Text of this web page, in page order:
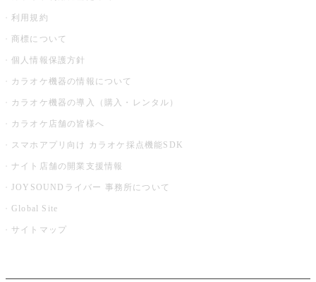
利用規約
商標について
個人情報保護方針
カラオケ機器の情報について
カラオケ機器の導入（購入・レンタル）
カラオケ店舗の皆様へ
スマホアプリ向け カラオケ採点機能SDK
ナイト店舗の開業支援情報
JOYSOUNDライバー 事務所について
Global Site
サイトマップ